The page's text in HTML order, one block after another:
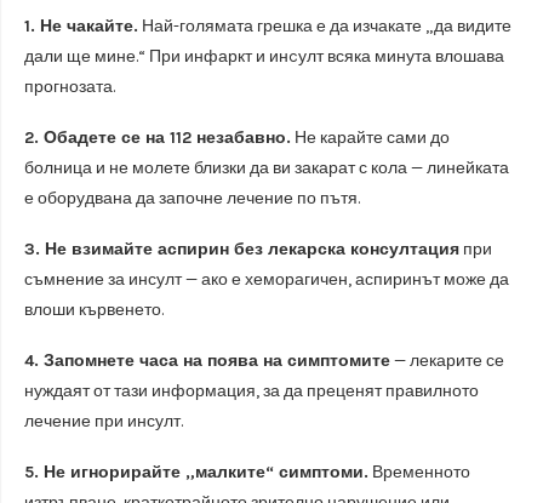
1. Не чакайте. Най-голямата грешка е да изчакате „да видите
дали ще мине.“ При инфаркт и инcулт всяка минута влошава
прогнозата.
2. Обадете се на 112 незабавно. Не карайте сами до
болница и не молете близки да ви закарат с кола — линейката
е оборудвана да започне лечение по пътя.
3. Не взимайте аспирин без лекарска консултация при
съмнение за инсулт — ако е хеморагичен, аспиринът може да
влоши кървенето.
4. Запомнете часа на поява на симптомите— лекарите се
нуждаят от тази информация, за да преценят правилното
лечение при инсулт.
5. Не игнорирайте „малките“ симптоми. Временното